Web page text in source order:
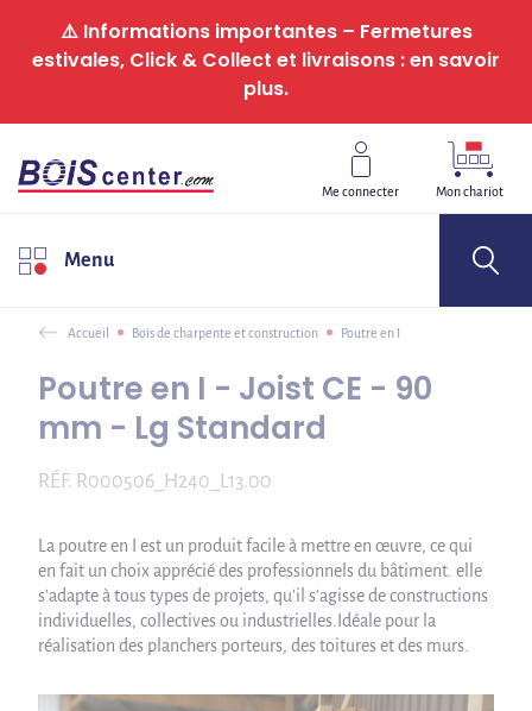
⚠️ Informations importantes – Fermetures
estivales, Click & Collect et livraisons : en savoir
plus.
Me connecter Mon chariot
Menu
Accueil Bois de charpente et construction Poutre en I
Poutre en I - Joist CE - 90
mm - Lg Standard
RÉF. R000506_H240_L13.00
La poutre en I est un produit facile à mettre en œuvre, ce qui
en fait un choix apprécié des professionnels du bâtiment. elle
s'adapte à tous types de projets, qu'il s'agisse de constructions
individuelles, collectives ou industrielles.Idéale pour la
réalisation des planchers porteurs, des toitures et des murs.